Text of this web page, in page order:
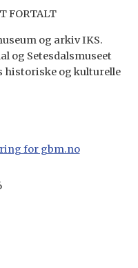
FORTALT
og arkiv IKS.
og Setesdalsmuseet
historiske og kulturelle
for gbm.no